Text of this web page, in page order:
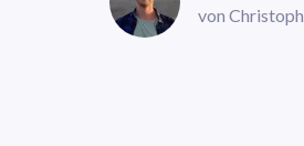
von Christoph